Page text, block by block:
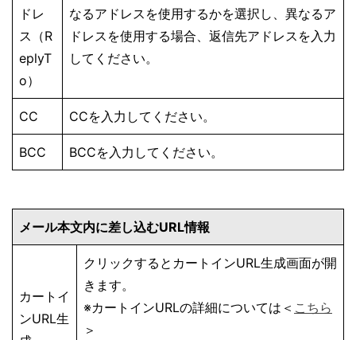
ドレ
ス（R
eplyT
o）
なるアドレスを使用するかを選択し、異なるア
ドレスを使用する場合、返信先アドレスを入力
してください。
CC CCを入力してください。
BCC BCCを入力してください。
メール本文内に差し込むURL情報
カートイ
ンURL生
クリックするとカートインURL生成画面が開
きます。
※カートインURLの詳細については＜ こちら
＞